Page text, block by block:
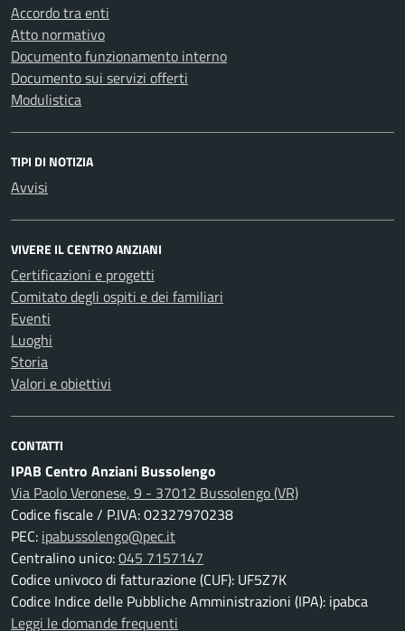
Accordo tra enti
Atto normativo
Documento funzionamento interno
Documento sui servizi offerti
Modulistica
TIPI DI NOTIZIA
Avvisi
VIVERE IL CENTRO ANZIANI
Certificazioni e progetti
Comitato degli ospiti e dei familiari
Eventi
Luoghi
Storia
Valori e obiettivi
CONTATTI
IPAB Centro Anziani Bussolengo
Via Paolo Veronese, 9 - 37012 Bussolengo (VR)
Codice fiscale / P.IVA: 02327970238
PEC: ipabussolengo@pec.it
Centralino unico:045 7157147
Codice univoco di fatturazione (CUF): UF5Z7K
Codice Indice delle Pubbliche Amministrazioni (IPA): ipabca
Leggi le domande frequenti